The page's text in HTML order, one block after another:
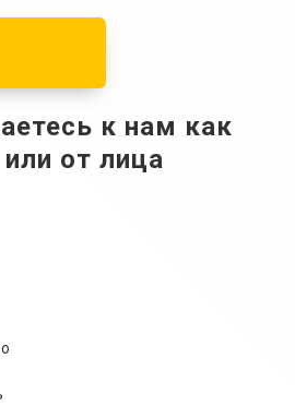
к нам как
от лица